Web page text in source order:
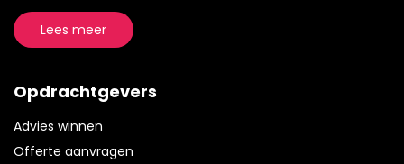
Lees meer
Opdrachtgevers
Advies winnen
Offerte aanvragen